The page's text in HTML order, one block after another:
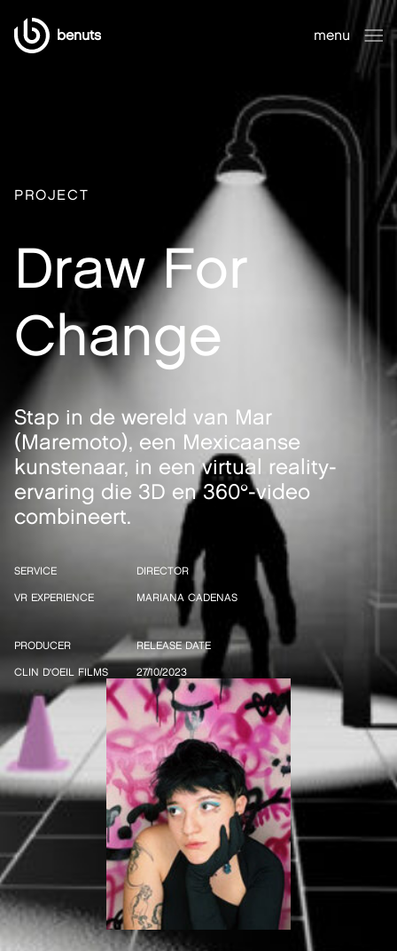
benuts
menu
PROJECT
Draw For
Change
Stap in de wereld van Mar
(Maremoto), een Mexicaanse
kunstenaar, in een virtual reality-
ervaring die 3D en 360°-video
combineert.
SERVICE
VR EXPERIENCE
DIRECTOR
MARIANA CADENAS
PRODUCER
CLIN D'OEIL FILMS
RELEASE DATE
27/10/2023